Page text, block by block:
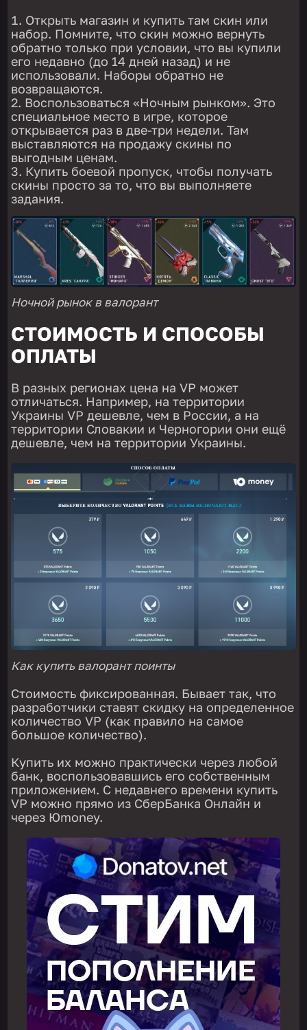
Открыть магазин и купить там скин или
набор. Помните, что скин можно вернуть
обратно только при условии, что вы купили
его недавно (до 14 дней назад) и не
использовали. Наборы обратно не
возвращаются.
Воспользоваться «Ночным рынком». Это
специальное место в игре, которое
открывается раз в две-три недели. Там
выставляются на продажу скины по
выгодным ценам.
Купить боевой пропуск, чтобы получать
скины просто за то, что вы выполняете
задания.
Ночной рынок в валорант
СТОИМОСТЬ И СПОСОБЫ
ОПЛАТЫ
В разных регионах цена на VP может
отличаться. Например, на территории
Украины VP дешевле, чем в России, а на
территории Словакии и Черногории они ещё
дешевле, чем на территории Украины.
Как купить валорант поинты
Стоимость фиксированная. Бывает так, что
разработчики ставят скидку на определенное
количество VP (как правило на самое
большое количество).
Купить их можно практически через любой
банк, воспользовавшись его собственным
приложением. С недавнего времени купить
VP можно прямо из СберБанка Онлайн и
через Юmoney.